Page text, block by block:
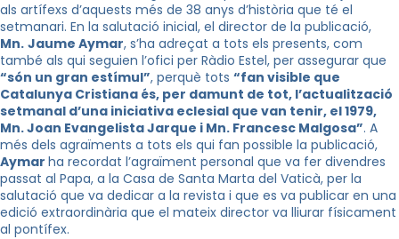
als artífexs d’aquests més de 38 anys d’història que té el
setmanari. En la salutació inicial, el director de la publicació,
Mn. Jaume Aymar, s’ha adreçat a tots els presents, com
també als qui seguien l’ofici per Ràdio Estel, per assegurar que
“són un gran estímul”, perquè tots “fan visible que
Catalunya Cristiana és, per damunt de tot, l’actualització
setmanal d’una iniciativa eclesial que van tenir, el 1979,
Mn. Joan Evangelista Jarque i Mn. Francesc Malgosa”. A
més dels agraïments a tots els qui fan possible la publicació,
Aymar ha recordat l’agraïment personal que va fer divendres
passat al Papa, a la Casa de Santa Marta del Vaticà, per la
salutació que va dedicar a la revista i que es va publicar en una
edició extraordinària que el mateix director va lliurar físicament
al pontífex.